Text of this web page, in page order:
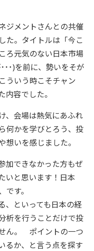
ジメントさんとの共催
た。タイトルは「今こ
ろ元気のない日本市場
･･)を前に、勢いをそが
ういう時こそチャン
容でした。
、会場は熱気にあふれ
何かを学びとろう、投
想いを感じました。
加できなかった方もぜ
いと思います！日本
です。
、といっても日本の経
析を行うことだけで投
ん。 ポイントの一つ
るか、と言う点を探す